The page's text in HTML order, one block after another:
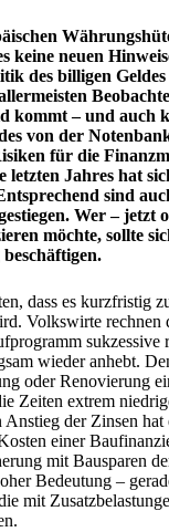
keine neuen
des billigen Geldes
kommt – und auch
von der
für die
letzten Jahres hat
sind
Wer – jetzt
möchte, sollte
dass es kurzfristig
Volkswirte rechnen
sukzessive
wieder anhebt.
oder Renovierung
Zeiten extrem
der Zinsen hat
einer
mit Bausparen
Bedeutung –
mit